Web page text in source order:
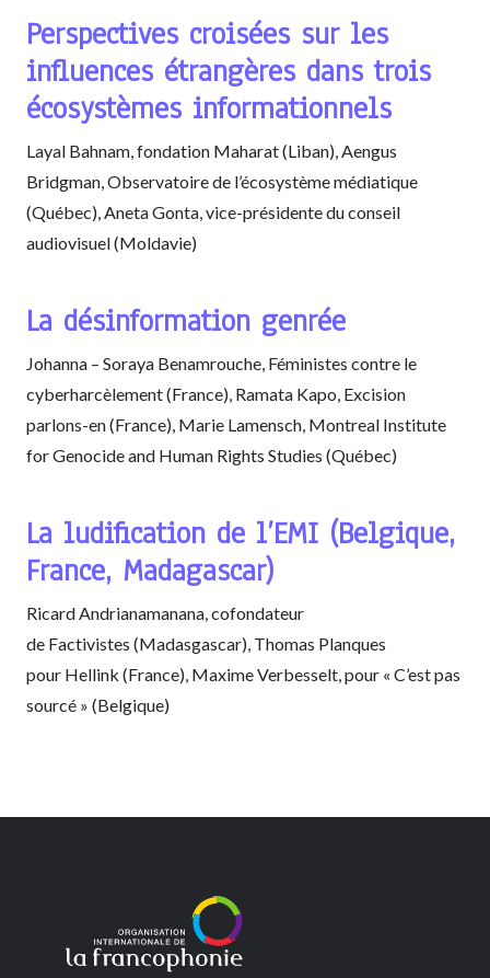
Perspectives croisées sur les
influences étrangères dans trois
écosystèmes informationnels
Layal Bahnam, fondation Maharat (Liban), Aengus
Bridgman, Observatoire de l’écosystème médiatique
(Québec), Aneta Gonta, vice-présidente du conseil
audiovisuel (Moldavie)
La désinformation genrée
Johanna – Soraya Benamrouche, Féministes contre le
cyberharcèlement (France), Ramata Kapo, Excision
parlons-en (France), Marie Lamensch, Montreal Institute
for Genocide and Human Rights Studies (Québec)
La ludification de l’EMI (Belgique,
France, Madagascar)
Ricard Andrianamanana, cofondateur
de Factivistes (Madasgascar), Thomas Planques
pour Hellink (France), Maxime Verbesselt, pour « C’est pas
sourcé » (Belgique)